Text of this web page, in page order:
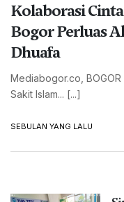
Kolaborasi
Bogor Perluas
Dhuafa
Mediabogor.co,
Sakit Islam... [...]
SEBULAN YANG LALU